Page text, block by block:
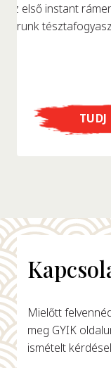
ahol az instant
Mielőtt
meg GYIK
ismételt